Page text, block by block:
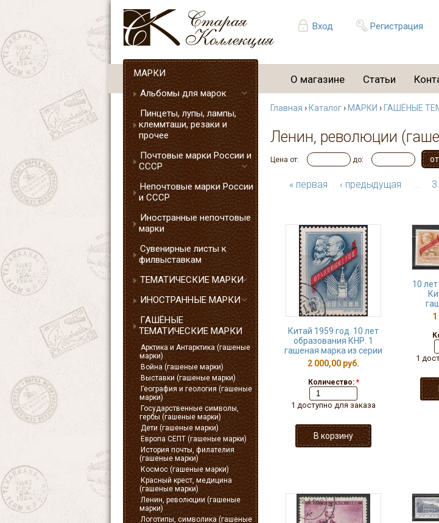
Вход Регистрация
О магазине Статьи
МАРКИ
Альбомы для марок
Пинцеты, лупы, лампы,
клеммташи, резаки и
прочее
Почтовые марки России и
СССР
Непочтовые марки России
и СССР
Иностранные непочтовые
марки
Сувенирные листы к
филвыставкам
ТЕМАТИЧЕСКИЕ МАРКИ
ИНОСТРАННЫЕ МАРКИ
ГАШЁНЫЕ
ТЕМАТИЧЕСКИЕ МАРКИ
Арктика и Антарктика (гашеные
марки)
Война (гашеные марки)
Выставки (гашеные марки)
География и геология (гашеные
марки)
Государственные символы,
гербы (гашеные марки)
Дети (гашеные марки)
Европа СЕПТ (гашеные марки)
История почты, филателия
(гашеные марки)
Космос (гашеные марки)
Красный крест, медицина
(гашеные марки)
Ленин, революции (гашеные
марки)
Логотипы, символика (гашеные
Главная › Каталог› МАРКИ › ГАШЁНЫЕ
Ленин, революции
Цена от: до:
« первая ‹ предыдущая … 3
Китай 1959 год. 10 лет
образования КНР. 1
гашеная марка из серии
2 000,00 руб.
Количество: *
1 доступно для заказа
10
1
1